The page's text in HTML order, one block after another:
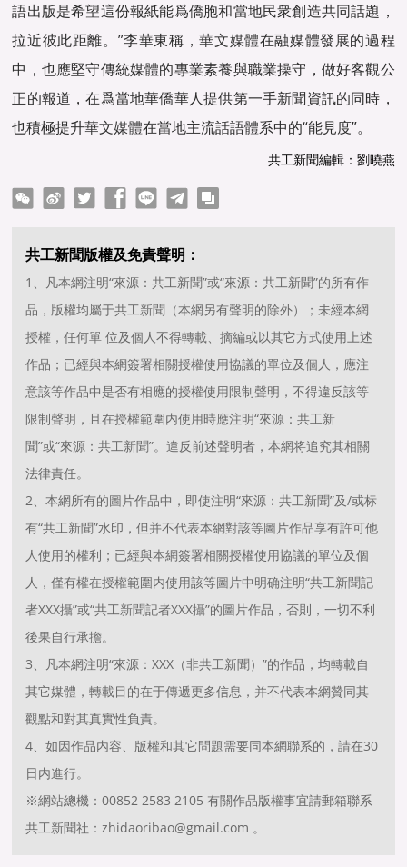
語出版是希望這份報紙能爲僑胞和當地民衆創造共同話題，
拉近彼此距離。”李華東稱，華文媒體在融媒體發展的過程
中，也應堅守傳統媒體的專業素養與職業操守，做好客觀公
正的報道，在爲當地華僑華人提供第一手新聞資訊的同時，
也積極提升華文媒體在當地主流話語體系中的“能見度”。
共工新聞編輯：劉曉燕
linetelegram copy
共工新聞版權及免責聲明：
1、凡本網注明“來源：共工新聞”或“來源：共工新聞”的所有作
品，版權均屬于共工新聞（本網另有聲明的除外）；未經本網
授權，任何單 位及個人不得轉載、摘編或以其它方式使用上述
作品；已經與本網簽署相關授權使用協議的單位及個人，應注
意該等作品中是否有相應的授權使用限制聲明，不得違反該等
限制聲明，且在授權範圍内使用時應注明“來源：共工新
聞”或“來源：共工新聞”。違反前述聲明者，本網将追究其相關
法律責任。
2、本網所有的圖片作品中，即使注明“來源：共工新聞”及/或标
有“共工新聞”水印，但并不代表本網對該等圖片作品享有許可他
人使用的權利；已經與本網簽署相關授權使用協議的單位及個
人，僅有權在授權範圍内使用該等圖片中明确注明“共工新聞記
者XXX攝”或“共工新聞記者XXX攝”的圖片作品，否則，一切不利
後果自行承擔。
3、凡本網注明“來源：XXX（非共工新聞）”的作品，均轉載自
其它媒體，轉載目的在于傳遞更多信息，并不代表本網贊同其
觀點和對其真實性負責。
4、如因作品内容、版權和其它問題需要同本網聯系的，請在30
日内進行。
※網站總機：00852 2583 2105 有關作品版權事宜請郵箱聯系
共工新聞社：zhidaoribao@gmail.com 。